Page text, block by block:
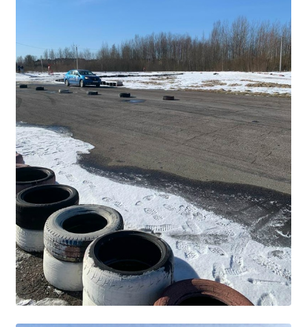
Студенческий спортивный клуб
МЕТОДИЧЕСКАЯ РАБОТА
В помощь педагогам и мастерам ПО
ПРОЧЕЕ
История нашего техникума
Фотографии техникума
ПОЛЕЗНЫЕ ССЫЛКИ
Министерство науки и высшего образования
РФ
Главное управление по контролю за оборотом